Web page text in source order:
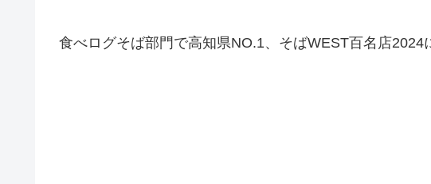
食べログそば部門で高知県NO.1、そばWEST百名店2024